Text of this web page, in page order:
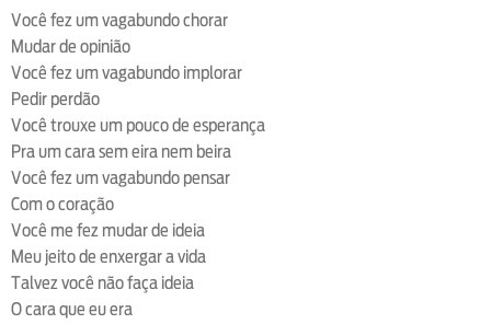
Você fez um vagabundo chorar
Mudar de opinião
Você fez um vagabundo implorar
Pedir perdão
Você trouxe um pouco de esperança
Pra um cara sem eira nem beira
Você fez um vagabundo pensar
Com o coração
Você me fez mudar de ideia
Meu jeito de enxergar a vida
Talvez você não faça ideia
O cara que eu era